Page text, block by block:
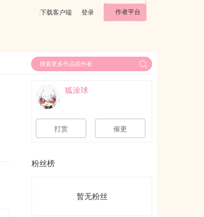
下载客户端 登录 作者平台
狐涂球
打赏 催更
粉丝榜
暂无粉丝